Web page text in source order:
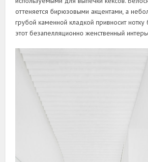
оттеняется бирюзовыми акцентами, а
грубой каменной кладкой привносит нотку
этот безапелляционно женственный